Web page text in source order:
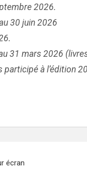
2026.
30 juin 2026
31 mars 2026
participé à l’édition
écran